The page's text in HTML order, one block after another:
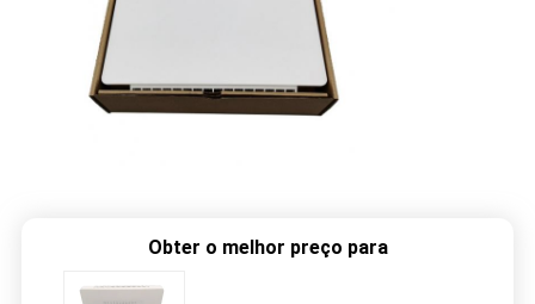
Obter o melhor preço para